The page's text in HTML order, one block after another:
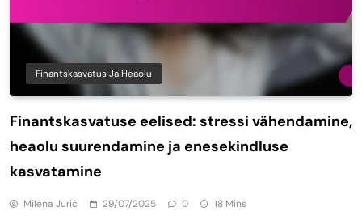
Finantskasvatus Ja Heaolu
Finantskasvatuse eelised: stressi vähendamine,
heaolu suurendamine ja enesekindluse
kasvatamine
Milena Jurić 29/07/2025 0 18 Mins